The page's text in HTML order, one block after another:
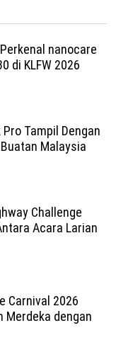
nanocare
di KLFW 2026
Tampil Dengan
Malaysia
Challenge
Acara Larian
Carnival 2026
Merdeka dengan